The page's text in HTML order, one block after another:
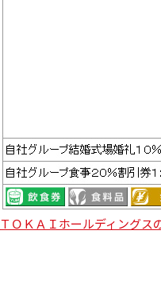
ＴＯＫＡＩホールディングス